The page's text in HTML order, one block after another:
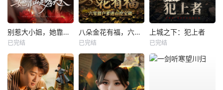
别惹大小姐，她靠山是哮天犬
已完结
八朵金花有福，六零猎户爹进山挖宝藏
已完结
上城之下：犯上者
已完结